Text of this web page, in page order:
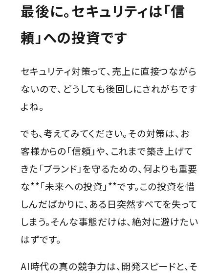
最後に。セキュリティは「信
頼」への投資です
セキュリティ対策って、売上に直接つながら
ないので、どうしても後回しにされがちです
よね。
でも、考えてみてください。その対策は、お
客様からの「信頼」や、これまで築き上げて
きた「ブランド」を守るための、何よりも重要
な**「未来への投資」**です。この投資を惜
しんだばかりに、ある日突然すべてを失って
しまう。そんな事態だけは、絶対に避けたい
はずです。
AI時代の真の競争力は、開発スピードと、そ